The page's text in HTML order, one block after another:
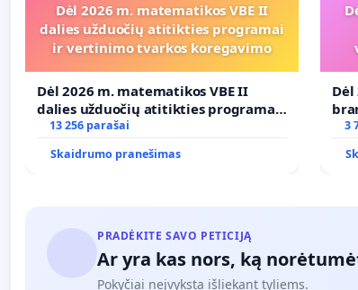
Dėl 2026 m. matematikos VBE II
dalies užduočių atitikties programai
ir vertinimo tvarkos koregavimo
Dėl 2026 m. matematikos VBE II
dalies užduočių atitikties programai
ir vertinimo tvarkos koregavimo
13 256 parašai
Skaidrumo pranešimas
ir3
PRADĖKITE SAVO PETICIJĄ
Ar yra kas nors, ką
Pokyčiai neįvyksta išliekant tyliems.